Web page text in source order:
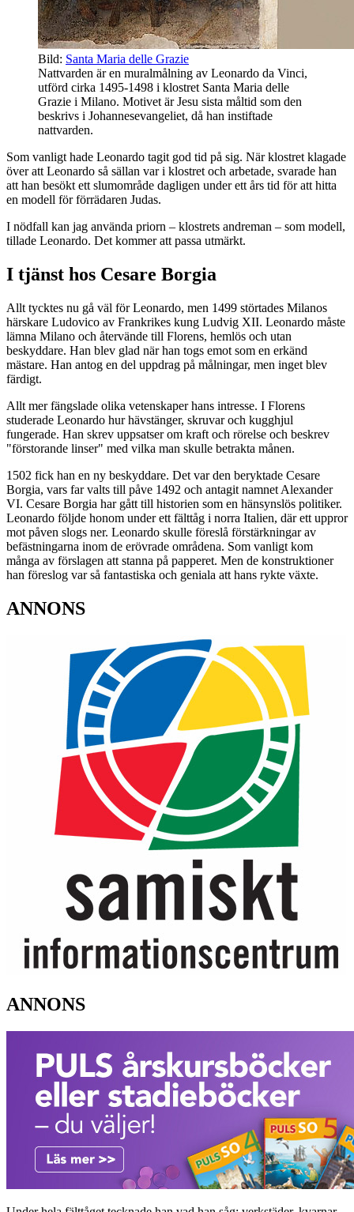
Bild: Santa Maria delle Grazie
Nattvarden är en muralmålning av Leonardo da Vinci,
utförd cirka 1495-1498 i klostret Santa Maria delle
Grazie i Milano. Motivet är Jesu sista måltid som den
beskrivs i Johannesevangeliet, då han instiftade
nattvarden.
Som vanligt hade Leonardo tagit god tid på sig. När klostret klagade
över att Leonardo så sällan var i klostret och arbetade, svarade han
att han besökt ett slumområde dagligen under ett års tid för att hitta
en modell för förrädaren Judas.
I nödfall kan jag använda priorn – klostrets andreman – som modell,
tillade Leonardo. Det kommer att passa utmärkt.
I tjänst hos Cesare Borgia
Allt tycktes nu gå väl för Leonardo, men 1499 störtades Milanos
härskare Ludovico av Frankrikes kung Ludvig XII. Leonardo måste
lämna Milano och återvände till Florens, hemlös och utan
beskyddare. Han blev glad när han togs emot som en erkänd
mästare. Han antog en del uppdrag på målningar, men inget blev
färdigt.
Allt mer fängslade olika vetenskaper hans intresse. I Florens
studerade Leonardo hur hävstänger, skruvar och kugghjul
fungerade. Han skrev uppsatser om kraft och rörelse och beskrev
"förstorande linser" med vilka man skulle betrakta månen.
1502 fick han en ny beskyddare. Det var den beryktade Cesare
Borgia, vars far valts till påve 1492 och antagit namnet Alexander
VI. Cesare Borgia har gått till historien som en hänsynslös politiker.
Leonardo följde honom under ett fälttåg i norra Italien, där ett uppror
mot påven slogs ner. Leonardo skulle föreslå förstärkningar av
befästningarna inom de erövrade områdena. Som vanligt kom
många av förslagen att stanna på papperet. Men de konstruktioner
han föreslog var så fantastiska och geniala att hans rykte växte.
ANNONS
ANNONS